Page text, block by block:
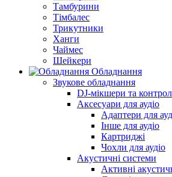
Тамбурини
Тімбалес
Трикутники
Ханги
Чаймес
Шейкери
Обладнання
Звукове обладнання
DJ-мікшери та
Аксесуари для аудіо
Адаптери для
Інше для аудіо
Картриджі
Чохли для аудіо
Акустичні системи
Активні